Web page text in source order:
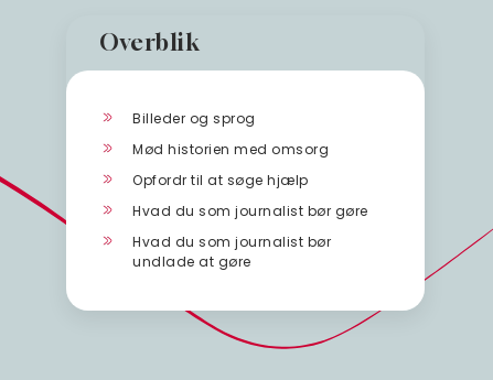
Overblik
Billeder og sprog
Mød historien med omsorg
Opfordr til at søge hjælp
Hvad du som journalist bør gøre
Hvad du som journalist bør
undlade at gøre